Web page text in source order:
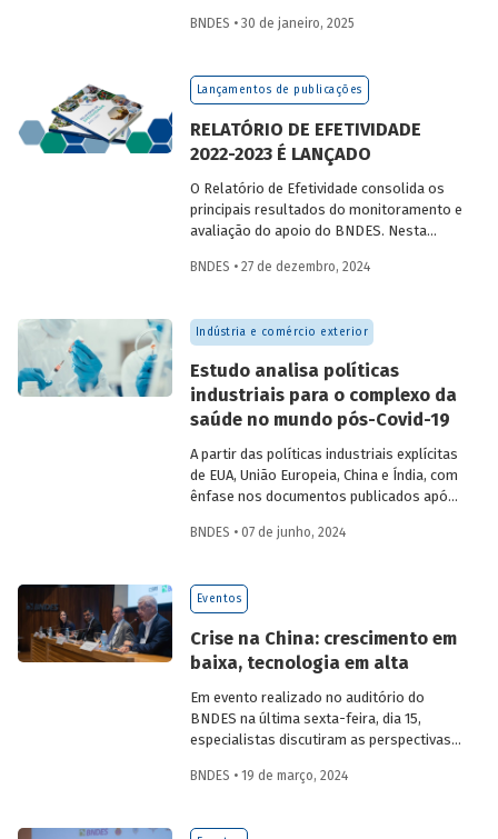
resultados positivos nas dimensões de
inovações e de crescimento das
empresas.
BNDES • 30 de janeiro, 2025
Lançamentos de publicações
RELATÓRIO DE EFETIVIDADE
2022-2023 É LANÇADO
O Relatório de Efetividade consolida os
principais resultados do monitoramento e
avaliação do apoio do BNDES. Nesta
operacional, as entregas e os impactos
BNDES • 27 de dezembro, 2024
Indústria e comércio exterior
Estudo analisa políticas
industriais para o complexo da
saúde no mundo pós-Covid-19
A partir das políticas industriais explícitas
de EUA, União Europeia, China e Índia, com
ênfase nos documentos publicados após
oportunidades, ameaças e lições
Complexo Econômico-Industrial da Saúde
no Brasil.
BNDES • 07 de junho, 2024
Eventos
Crise na China: crescimento em
baixa, tecnologia em alta
Em evento realizado no auditório do
BNDES na última sexta-feira, dia 15,
especialistas discutiram as perspectivas
econômicos e geopolíticos no cenário
BNDES • 19 de março, 2024